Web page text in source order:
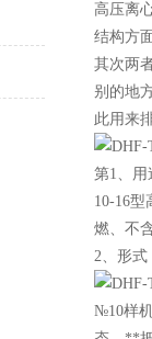
高压离
结构方
其次两
别的地
此用来
第1、用
10-16
燃、不
2、形式
№10样